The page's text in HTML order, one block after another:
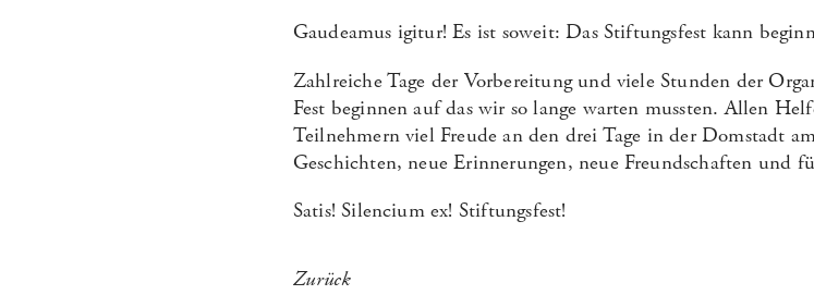
Gaudeamus igitur! Es ist soweit: Das Stiftungsfest kann
Zahlreiche Tage der Vorbereitung und viele Stunden der
Fest beginnen auf das wir so lange warten mussten. Allen
Teilnehmern viel Freude an den drei Tage in der Domstadt
Geschichten, neue Erinnerungen, neue Freundschaften und
Satis! Silencium ex! Stiftungsfest!
Zurück